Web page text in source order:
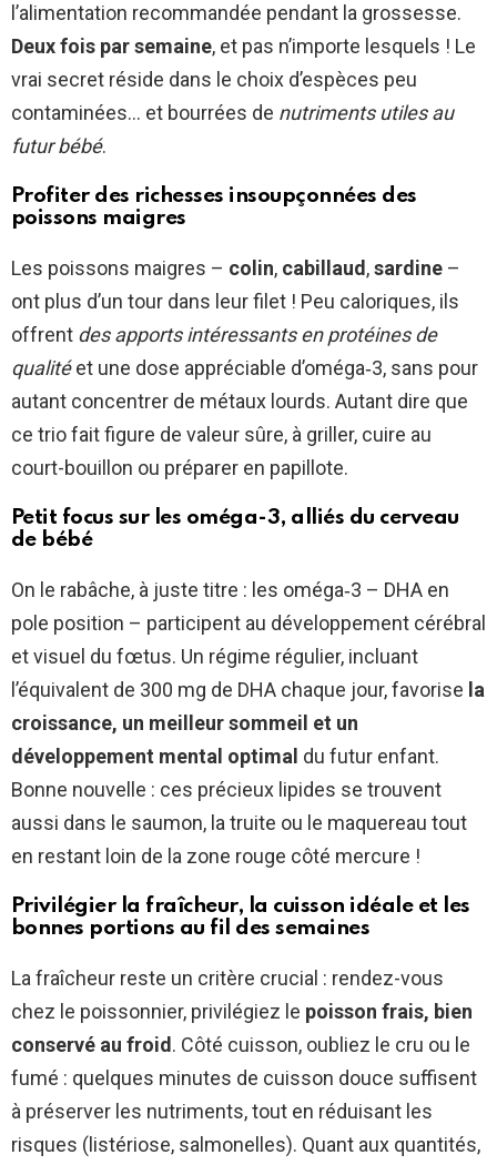
l’alimentation recommandée pendant la grossesse.
Deux fois par semaine, et pas n’importe lesquels ! Le
vrai secret réside dans le choix d’espèces peu
contaminées… et bourrées de nutriments utiles au
futur bébé.
Profiter des richesses insoupçonnées des
poissons maigres
Les poissons maigres – colin, cabillaud ,sardine –
ont plus d’un tour dans leur filet ! Peu caloriques, ils
offrent des apports intéressants en protéines de
qualitéet une dose appréciable d’oméga‑3, sans pour
autant concentrer de métaux lourds. Autant dire que
ce trio fait figure de valeur sûre, à griller, cuire au
court-bouillon ou préparer en papillote.
Petit focus sur les oméga-3, alliés du cerveau
de bébé
On le rabâche, à juste titre : les oméga‑3 – DHA en
pole position – participent au développement cérébral
et visuel du fœtus. Un régime régulier, incluant
l’équivalent de 300 mg de DHA chaque jour, favorise la
croissance, un meilleur sommeil et un
développement mental optimal du futur enfant.
Bonne nouvelle : ces précieux lipides se trouvent
aussi dans le saumon, la truite ou le maquereau tout
en restant loin de la zone rouge côté mercure !
Privilégier la fraîcheur, la cuisson idéale et les
bonnes portions au fil des semaines
La fraîcheur reste un critère crucial : rendez-vous
chez le poissonnier, privilégiez le poisson frais, bien
conservé au froid . Côté cuisson, oubliez le cru ou le
fumé : quelques minutes de cuisson douce suffisent
à préserver les nutriments, tout en réduisant les
risques (listériose, salmonelles). Quant aux quantités,